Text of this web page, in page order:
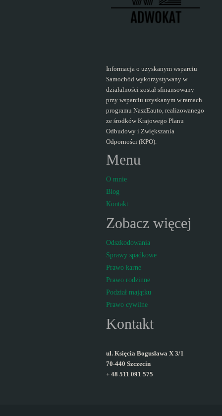
Informacja o uzyskanym wsparciu
Samochód wykorzystywany w
działalności został sfinansowany
przy wsparciu uzyskanym w ramach
programu NaszEauto, realizowanego
ze środków Krajowego Planu
Odbudowy i Zwiększania
Odporności (KPO).
Menu
O mnie
Blog
Kontakt
Zobacz więcej
Odszkodowania
Sprawy spadkowe
Prawo karne
Prawo rodzinne
Podział majątku
Prawo cywilne
Kontakt
ul. Księcia Bogusława X 3/1
70-440 Szczecin
+ 48 511 091 575